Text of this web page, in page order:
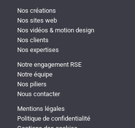
Nos créations
Nos sites web
Nos vidéos & motion design
Nos clients
Nos expertises
Notre engagement RSE
Notre équipe
Nos piliers
Nous contacter
Mentions légales
Politique de confidentialité